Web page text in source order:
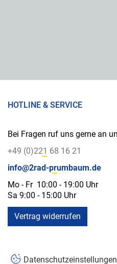
HOTLINE & SERVICE
Bei Fragen ruf uns gerne an
+49 (0)221 68 16 21
info@2rad-prumbaum.de
Mo - Fr 10:00 - 19:00 Uhr
Sa 9:00 - 15:00 Uhr
Vertrag widerrufen